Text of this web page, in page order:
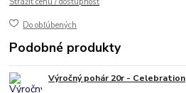
Do obľúbených
Podobné produkty
Výročný pohár 20r - Celebration